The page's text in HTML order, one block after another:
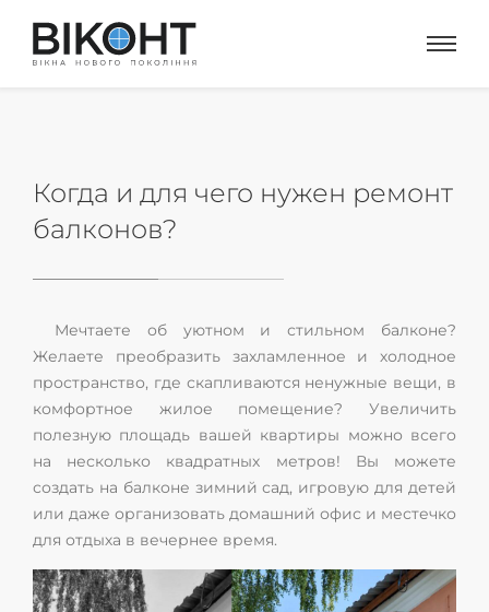
Когда и для чего нужен ремонт
балконов?
Мечтаете об уютном и стильном балконе?
Желаете преобразить захламленное и холодное
пространство, где скапливаются ненужные вещи, в
комфортное жилое помещение? Увеличить
полезную площадь вашей квартиры можно всего
на несколько квадратных метров! Вы можете
создать на балконе зимний сад, игровую для детей
или даже организовать домашний офис и местечко
для отдыха в вечернее время.